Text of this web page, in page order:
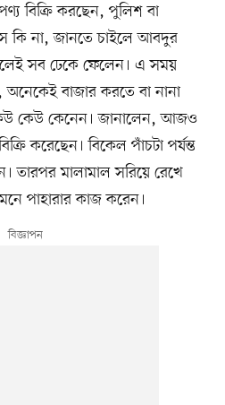
বিক্রি করছেন, পুলিশ বা
কি না, জানতে চাইলে আবদুর
সব ঢেকে ফেলেন। এ সময়
অনেকেই বাজার করতে বা নানা
কেউ কেনেন। জানালেন, আজও
করেছেন। বিকেল পাঁচটা পর্যন্ত
তারপর মালামাল সরিয়ে রেখে
পাহারার কাজ করেন।